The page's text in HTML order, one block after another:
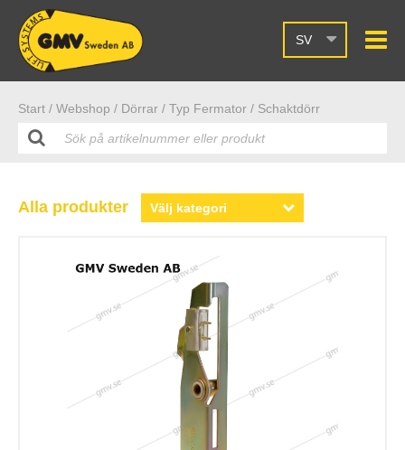
SV
Start / Webshop / Dörrar / Typ Fermator / Schaktdörr
Alla produkter